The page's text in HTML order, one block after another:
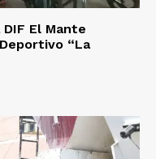
El Mante
“La